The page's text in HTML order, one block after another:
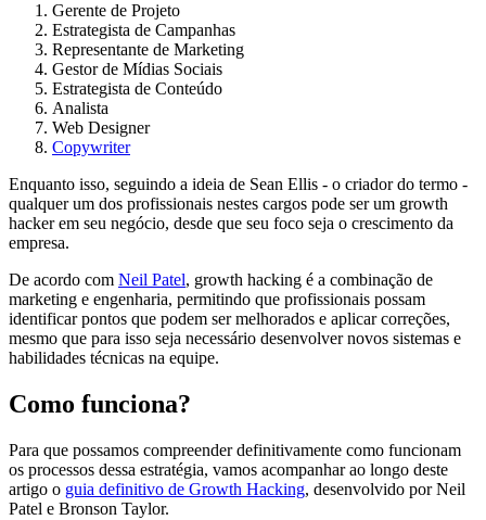
Gerente de Projeto
Estrategista de Campanhas
Representante de Marketing
Gestor de Mídias Sociais
Estrategista de Conteúdo
Analista
Web Designer
Copywriter
Enquanto isso, seguindo a ideia de Sean Ellis - o criador do termo -
qualquer um dos profissionais nestes cargos pode ser um growth
hacker em seu negócio, desde que seu foco seja o crescimento da
empresa.
De acordo com Neil Patel, growth hacking é a combinação de
marketing e engenharia, permitindo que profissionais possam
identificar pontos que podem ser melhorados e aplicar correções,
mesmo que para isso seja necessário desenvolver novos sistemas e
habilidades técnicas na equipe.
Como funciona?
Para que possamos compreender definitivamente como funcionam
os processos dessa estratégia, vamos acompanhar ao longo deste
artigo o guia definitivo de Growth Hacking, desenvolvido por Neil
Patel e Bronson Taylor.